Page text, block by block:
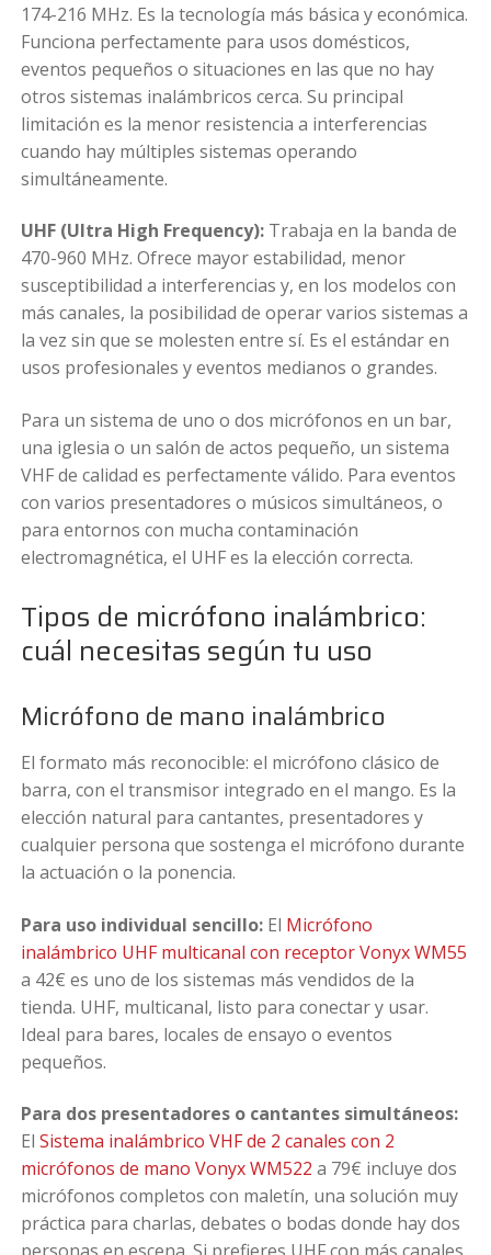
174-216 MHz. Es la tecnología más básica y económica.
Funciona perfectamente para usos domésticos,
eventos pequeños o situaciones en las que no hay
otros sistemas inalámbricos cerca. Su principal
limitación es la menor resistencia a interferencias
cuando hay múltiples sistemas operando
simultáneamente.
UHF (Ultra High Frequency): Trabaja en la banda de
470-960 MHz. Ofrece mayor estabilidad, menor
susceptibilidad a interferencias y, en los modelos con
más canales, la posibilidad de operar varios sistemas a
la vez sin que se molesten entre sí. Es el estándar en
usos profesionales y eventos medianos o grandes.
Para un sistema de uno o dos micrófonos en un bar,
una iglesia o un salón de actos pequeño, un sistema
VHF de calidad es perfectamente válido. Para eventos
con varios presentadores o músicos simultáneos, o
para entornos con mucha contaminación
electromagnética, el UHF es la elección correcta.
Tipos de micrófono inalámbrico:
cuál necesitas según tu uso
Micrófono de mano inalámbrico
El formato más reconocible: el micrófono clásico de
barra, con el transmisor integrado en el mango. Es la
elección natural para cantantes, presentadores y
cualquier persona que sostenga el micrófono durante
la actuación o la ponencia.
Para uso individual sencillo: El Micrófono
inalámbrico UHF multicanal con receptor Vonyx WM55
a 42€ es uno de los sistemas más vendidos de la
tienda. UHF, multicanal, listo para conectar y usar.
Ideal para bares, locales de ensayo o eventos
pequeños.
Para dos presentadores o cantantes simultáneos:
ElSistema inalámbrico VHF de 2 canales con 2
micrófonos de mano Vonyx WM522 a 79€ incluye dos
micrófonos completos con maletín, una solución muy
práctica para charlas, debates o bodas donde hay dos